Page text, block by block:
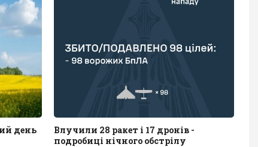
день
Влучили 28 ракет і 17 дронів -
подробиці нічного обстрілу